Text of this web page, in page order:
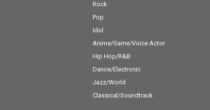
Rock
Pop
Idol
Anime/Game/Voice Actor
Hip Hop/R&B
Dance/Electronic
Jazz/World
Classical/Soundtrack